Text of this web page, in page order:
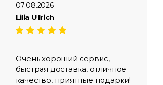
07.08.2026
Lilia Ullrich
Очень хороший сервис,
быстрая доставка, отличное
качество, приятные подарки!